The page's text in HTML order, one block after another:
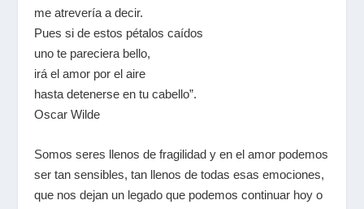
me atrevería a decir.
Pues si de estos pétalos caídos
uno te pareciera bello,
irá el amor por el aire
hasta detenerse en tu cabello”.
Oscar Wilde
Somos seres llenos de fragilidad y en el amor podemos
ser tan sensibles, tan llenos de todas esas emociones,
que nos dejan un legado que podemos continuar hoy o